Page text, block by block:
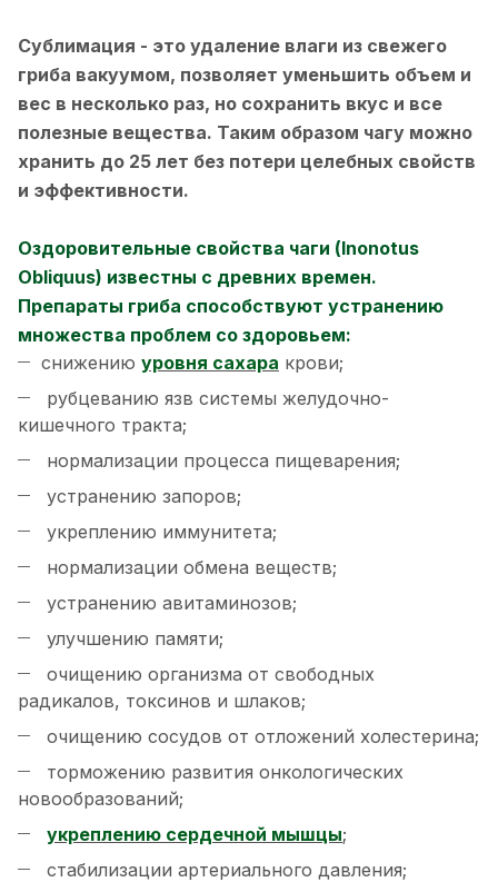
Сублимация - это удаление влаги из свежего
гриба вакуумом, позволяет уменьшить объем и
вес в несколько раз, но сохранить вкус и все
полезные вещества. Таким образом чагу можно
хранить до 25 лет без потери целебных свойств
и эффективности.
Оздоровительные свойства чаги (Inonotus
Obliquus) известны с древних времен.
Препараты гриба способствуют устранению
множества проблем со здоровьем:
снижению уровня сахара крови;
рубцеванию язв системы желудочно-
кишечного тракта;
нормализации процесса пищеварения;
устранению запоров;
укреплению иммунитета;
нормализации обмена веществ;
устранению авитаминозов;
улучшению памяти;
очищению организма от свободных
радикалов, токсинов и шлаков;
очищению сосудов от отложений холестерина;
торможению развития онкологических
новообразований;
укреплению сердечной мышцы;
стабилизации артериального давления;